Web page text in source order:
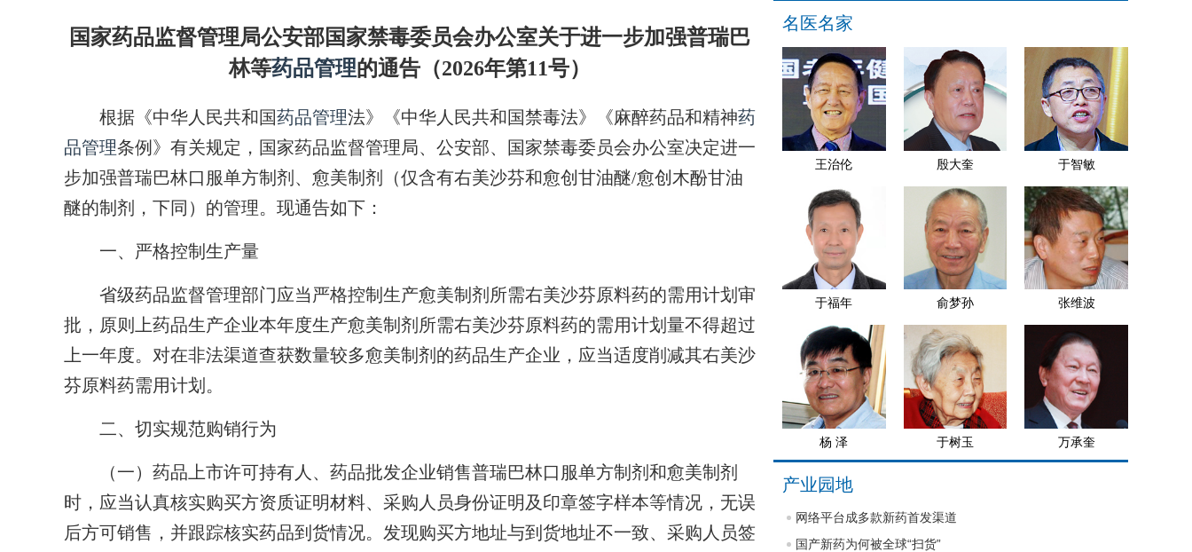
国家药品监督管理局公安部国家禁毒委员会办公室关于进一步加强普瑞巴
林等药品管理的通告（2026年第11号）
根据《中华人民共和国药品管理法》《中华人民共和国禁毒法》《麻醉药品和精神药
品管理条例》有关规定，国家药品监督管理局、公安部、国家禁毒委员会办公室决定进一
步加强普瑞巴林口服单方制剂、愈美制剂（仅含有右美沙芬和愈创甘油醚/愈创木酚甘油
醚的制剂，下同）的管理。现通告如下：
一、严格控制生产量
省级药品监督管理部门应当严格控制生产愈美制剂所需右美沙芬原料药的需用计划审
批，原则上药品生产企业本年度生产愈美制剂所需右美沙芬原料药的需用计划量不得超过
上一年度。对在非法渠道查获数量较多愈美制剂的药品生产企业，应当适度削减其右美沙
芬原料药需用计划。
二、切实规范购销行为
（一）药品上市许可持有人、药品批发企业销售普瑞巴林口服单方制剂和愈美制剂
时，应当认真核实购买方资质证明材料、采购人员身份证明及印章签字样本等情况，无误
后方可销售，并跟踪核实药品到货情况。发现购买方地址与到货地址不一致、采购人员签
名医名家
王治伦 殷大奎 于智敏
于福年 俞梦孙 张维波
杨 泽 于树玉 万承奎
产业园地
网络平台成多款新药首发渠道
国产新药为何被全球“扫货”